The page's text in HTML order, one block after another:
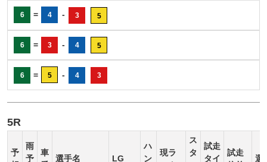
6 = 4 - 3 5
6 = 3 - 4 5
6 = 5 - 4 3
5R
予
雨
予
車
選手名 LG
ハ
ン
現ラ
ス
タ
試走
タイ
試走
選